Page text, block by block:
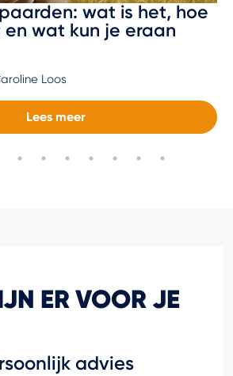
wat is het, hoe
wat kun je eraan
Loos
Lees meer
ER VOOR JE
advies